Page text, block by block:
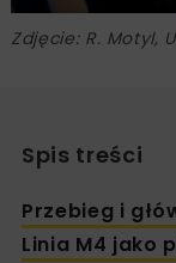
Zdjęcie: R. Motyl,
Spis treści
Przebieg i
Linia M4 jako